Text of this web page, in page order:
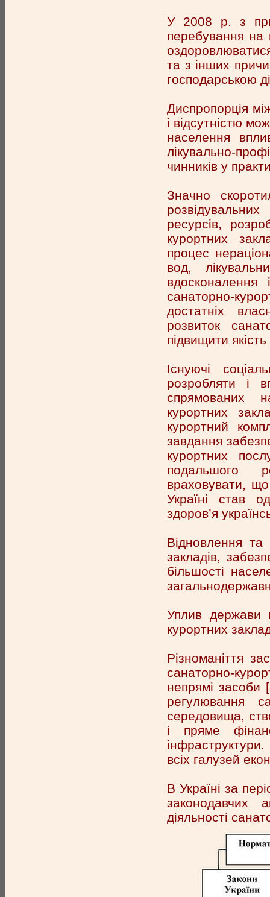
У 2008 р. з
перебування на
та з інших
господарською
Диспропорція
і відсутністю
населення
лікувально-
чинників у
Значно
ресурсів,
курортних
процес
вод,
вдосконалення
санаторно-
достатніх
розвиток
підвищити
Існуючі
розробляти і
спрямованих
курортних
курортний
завдання
курортних
подальшого
враховувати,
Україні став
здоров’я
Відновлення
закладів,
більшості
Уплив держави
курортних
Різноманіття
санаторно-
непрямі засоби
регулювання
середовища,
і пряме
всіх галузей
В Україні за
законодавчих
діяльності